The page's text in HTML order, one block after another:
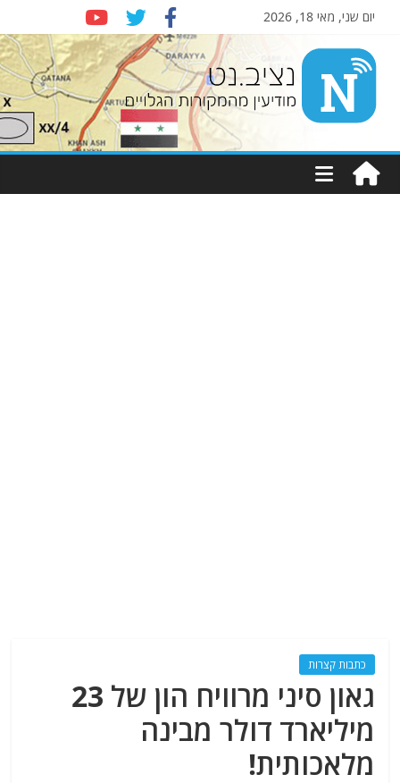
יום שני, מאי 18, 2026
Nziv.net
מודיעין
מהמקורות
כתבות קצרות
גאון סיני מרוויח הון של 23
מיליארד דולר מבינה
מלאכותית!